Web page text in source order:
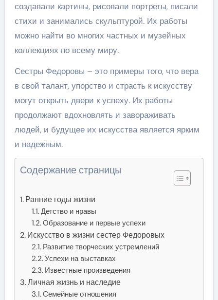
создавали картины, рисовали портреты, писали
стихи и занимались скульптурой. Их работы
можно найти во многих частных и музейных
коллекциях по всему миру.
Сестры Федоровы – это примеры того, что вера
в свой талант, упорство и страсть к искусству
могут открыть двери к успеху. Их работы
продолжают вдохновлять и завораживать
людей, и будущее их искусства является ярким
и надежным.
Содержание страницы
Ранние годы жизни
Детство и нравы
Образование и первые успехи
Искусство в жизни сестер Федоровых
Развитие творческих устремлений
Успехи на выставках
Известные произведения
Личная жизнь и наследие
Семейные отношения